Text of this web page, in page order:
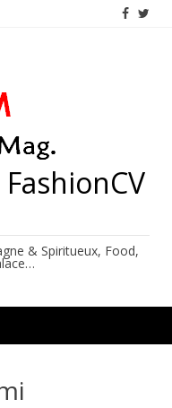
& Spiritueux, Food,